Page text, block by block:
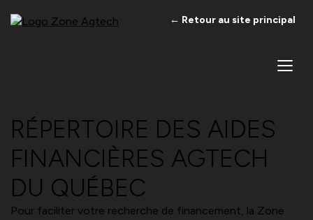
← Retour au site principal
RÉPERTOIRE DES AIDES
FINANCIÈRES AGTECH
DU QUÉBEC
Pour faciliter votre recherche de financement, la Zone